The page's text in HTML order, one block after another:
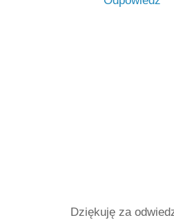
Dziękuję za